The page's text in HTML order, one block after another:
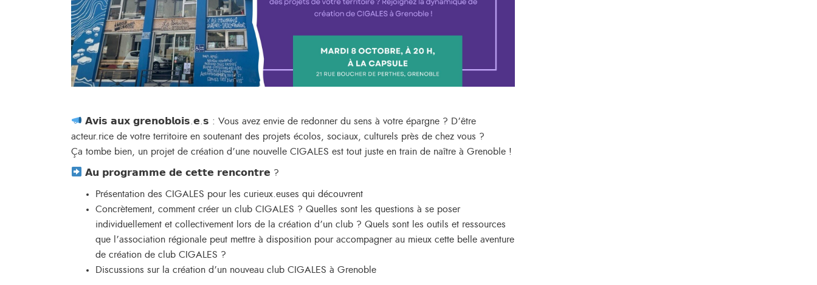
𝗔𝘃𝗶𝘀 𝗮𝘂𝘅 𝗴𝗿𝗲𝗻𝗼𝗯𝗹𝗼𝗶𝘀.𝗲.𝘀 : Vous avez envie de redonner du sens à votre épargne ? D’être
acteur.rice de votre territoire en soutenant des projets écolos, sociaux, culturels près de chez vous ?
Ça tombe bien, un projet de création d’une nouvelle CIGALES est tout juste en train de naître à Grenoble !
𝗔𝘂 𝗽𝗿𝗼𝗴𝗿𝗮𝗺𝗺𝗲 𝗱𝗲 𝗰𝗲𝘁𝘁𝗲 𝗿𝗲𝗻𝗰𝗼𝗻𝘁𝗿𝗲 ?
Présentation des CIGALES pour les curieux.euses qui découvrent
Concrètement, comment créer un club CIGALES ? Quelles sont les questions à se poser
individuellement et collectivement lors de la création d’un club ? Quels sont les outils et ressources
que l’association régionale peut mettre à disposition pour accompagner au mieux cette belle aventure
de création de club CIGALES ?
Discussions sur la création d’un nouveau club CIGALES à Grenoble